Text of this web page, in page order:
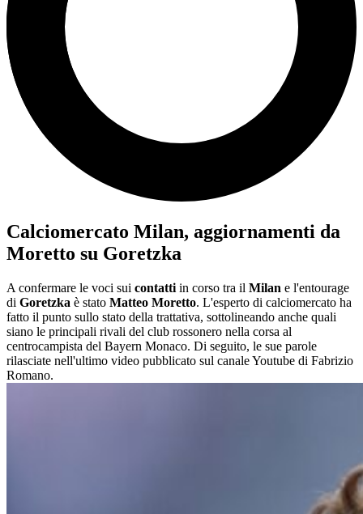
Calciomercato Milan, aggiornamenti da
Moretto su Goretzka
A confermare le voci sui contatti in corso tra il Milan e l'entourage
di Goretzka è stato Matteo Moretto. L'esperto di calciomercato ha
fatto il punto sullo stato della trattativa, sottolineando anche quali
siano le principali rivali del club rossonero nella corsa al
centrocampista del Bayern Monaco. Di seguito, le sue parole
rilasciate nell'ultimo video pubblicato sul canale Youtube di Fabrizio
Romano.